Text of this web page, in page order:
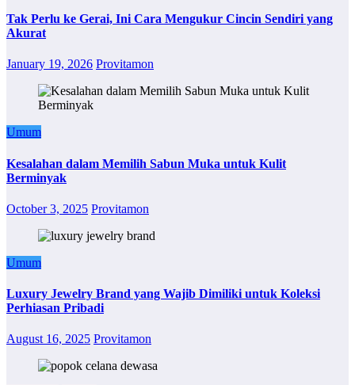
Tak Perlu ke Gerai, Ini Cara Mengukur Cincin Sendiri yang
Akurat
January 19, 2026 Provitamon
Umum
Kesalahan dalam Memilih Sabun Muka untuk Kulit
Berminyak
October 3, 2025 Provitamon
Umum
Luxury Jewelry Brand yang Wajib Dimiliki untuk Koleksi
Perhiasan Pribadi
August 16, 2025 Provitamon